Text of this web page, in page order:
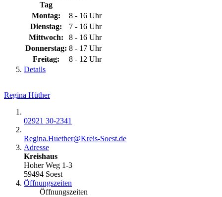
Tag
Montag:
8 - 16 Uhr
Dienstag:
7 - 16 Uhr
Mittwoch:
8 - 16 Uhr
Donnerstag: 8 - 17 Uhr
Freitag:
8 - 12 Uhr
Details
Regina Hüther
02921 30-2341
Regina.Huether@​Kreis-Soest.de
Adresse
Kreishaus
Hoher Weg 1-3
59494 Soest
Öffnungszeiten
Öffnungszeiten